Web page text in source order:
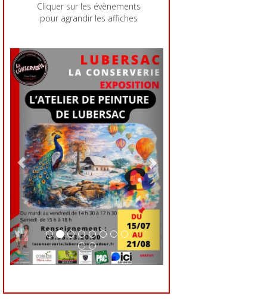
Cliquer sur les évènements
pour agrandir les affiches
Previous Next